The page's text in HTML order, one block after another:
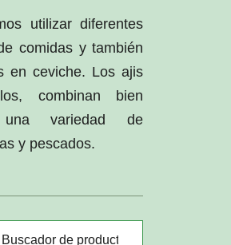
utilizar diferentes
comidas y también
en ceviche. Los ajis
combinan bien
variedad de
y pescados.